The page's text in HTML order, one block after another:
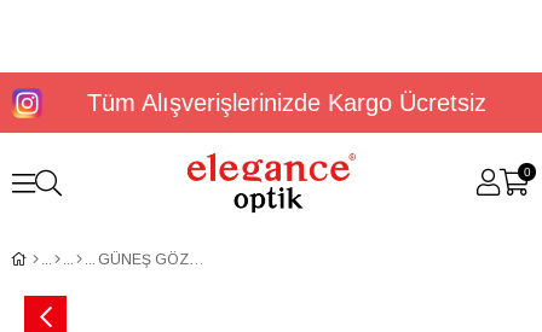
Tüm Alışverişlerinizde Kargo Ücretsiz
0
GÜNEŞ GÖZLÜĞÜ U.S. POLO ASSN. USS 0266 C2